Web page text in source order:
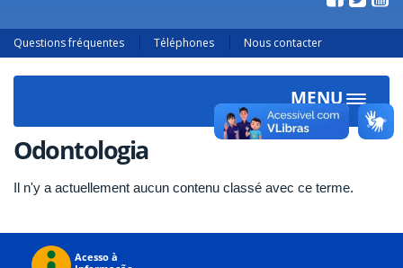
Questions fréquentes Téléphones Nous contacter
MENU
Toggle
Odontologia
Il n'y a actuellement aucun contenu classé avec ce terme.